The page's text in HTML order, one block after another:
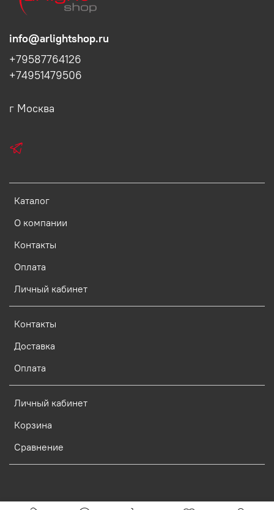
Каталог
О компании
Контакты
Оплата
Личный кабинет
Контакты
Доставка
Оплата
Личный кабинет
Корзина
Сравнение
info@arlightshop.ru
+79587764126
+74951479506
г Москва